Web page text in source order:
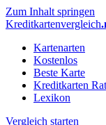
Zum Inhalt springen
Kreditkartenvergleich
Kartenarten
Kostenlos
Beste Karte
Kreditkarten
Lexikon
Vergleich starten